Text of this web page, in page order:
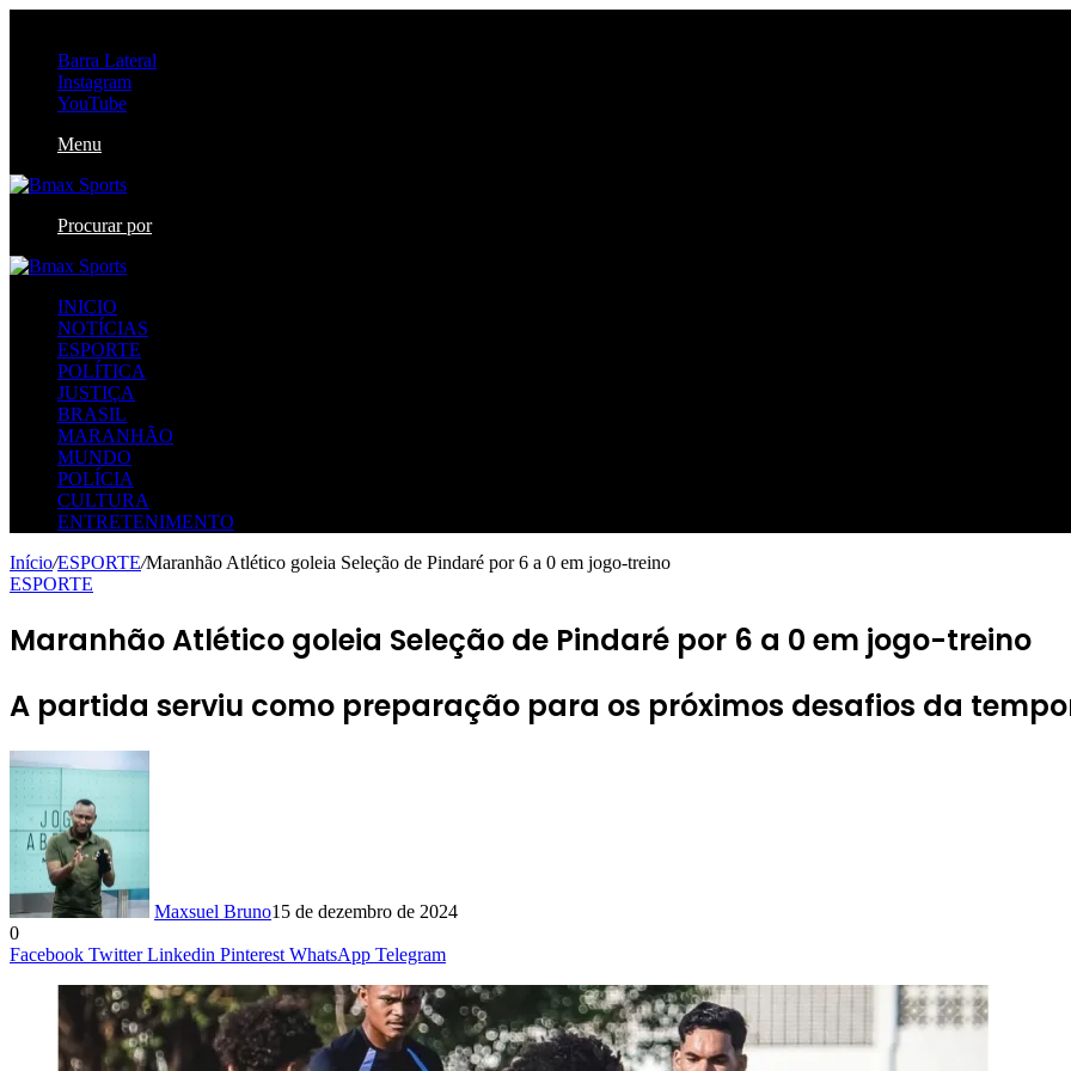
Barra Lateral
Instagram
YouTube
Menu
Procurar por
INICIO
NOTÍCIAS
ESPORTE
POLÍTICA
JUSTIÇA
BRASIL
MARANHÃO
MUNDO
POLÍCIA
CULTURA
ENTRETENIMENTO
Início/ESPORTE/Maranhão Atlético goleia Seleção de Pindaré por 6 a 0 em jogo-treino
ESPORTE
Maranhão Atlético goleia Seleção de Pindaré por 6 a 0 em jogo-treino
A partida serviu como preparação para os próximos desafios da
Maxsuel Bruno15 de dezembro de 2024
0
Facebook Twitter Linkedin Pinterest WhatsApp Telegram